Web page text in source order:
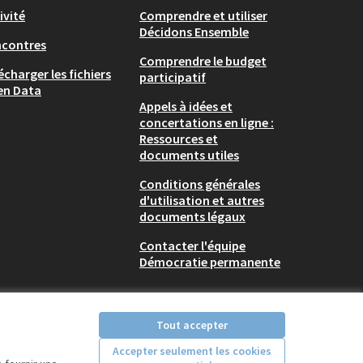
Tout accepter
Accepter seulement les cookies
les fichiers
Data
Comprendre et utiliser
Décidons Ensemble
Comprendre le budget
participatif
Appels à idées et
concertations en ligne :
Ressources et
documents utiles
Conditions générales
d'utilisation et autres
documents légaux
Contacter l'équipe
Démocratie permanente